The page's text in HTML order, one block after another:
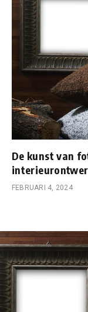
De kunst van
FEBRUARI 4, 2024